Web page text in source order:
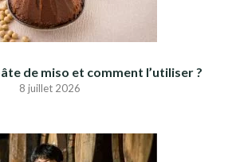
de miso et comment l’utiliser ?
8 juillet 2026